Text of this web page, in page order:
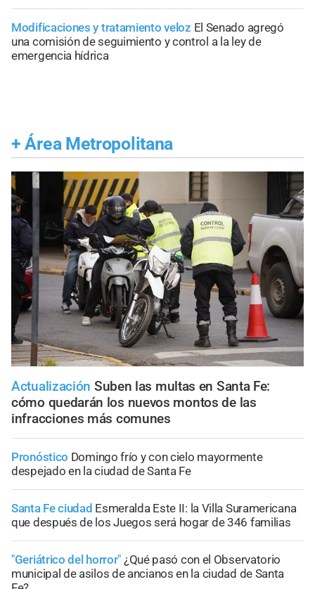
Modificaciones y tratamiento veloz El Senado agregó
una comisión de seguimiento y control a la ley de
emergencia hídrica
+ Área Metropolitana
Actualización Suben las multas en Santa Fe:
cómo quedarán los nuevos montos de las
infracciones más comunes
Pronóstico Domingo frío y con cielo mayormente
despejado en la ciudad de Santa Fe
Santa Fe ciudad Esmeralda Este II: la Villa Suramericana
que después de los Juegos será hogar de 346 familias
"Geriátrico del horror" ¿Qué pasó con el Observatorio
municipal de asilos de ancianos en la ciudad de Santa